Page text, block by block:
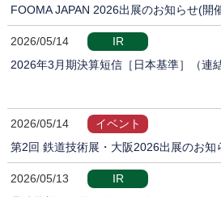
FOOMA JAPAN 2026出展のお知らせ(開
2026/05/14
IR
2026年3月期決算短信［日本基準］（連結
2026/05/14
イベント
第2回 鉄道技術展・大阪2026出展のお知
2026/05/13
IR